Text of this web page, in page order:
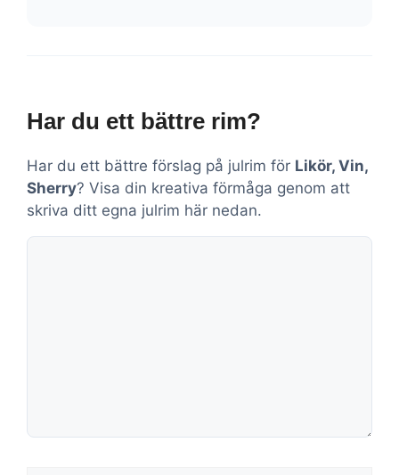
Har du ett bättre rim?
Har du ett bättre förslag på julrim för Likör, Vin,
Sherry? Visa din kreativa förmåga genom att
skriva ditt egna julrim här nedan.
Kommentar